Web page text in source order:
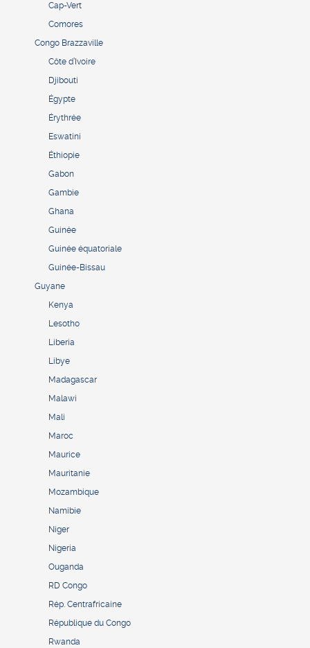
Cap-Vert
Comores
Congo Brazzaville
Côte d’Ivoire
Djibouti
Égypte
Érythrée
Eswatini
Éthiopie
Gabon
Gambie
Ghana
Guinée
Guinée équatoriale
Guinée-Bissau
Guyane
Kenya
Lesotho
Liberia
Libye
Madagascar
Malawi
Mali
Maroc
Maurice
Mauritanie
Mozambique
Namibie
Niger
Nigeria
Ouganda
RD Congo
Rép. Centrafricaine
République du Congo
Rwanda